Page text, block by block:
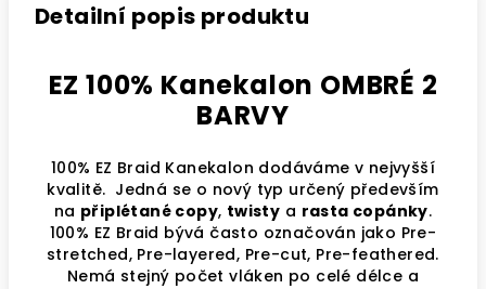
Detailní popis produktu
EZ 100% Kanekalon OMBRÉ 2
BARVY
100% EZ Braid Kanekalon dodáváme v nejvyšší
kvalitě. Jedná se o nový typ určený především
na připlétané copy, twisty a rasta copánky.
100% EZ Braid bývá často označován jako Pre-
stretched, Pre-layered, Pre-cut, Pre-feathered.
Nemá stejný počet vláken po celé délce a